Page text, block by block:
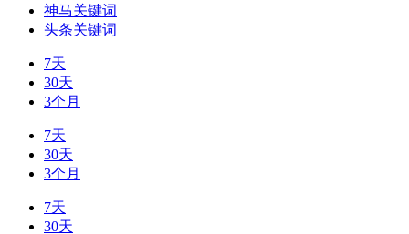
神马关键词
头条关键词
7天
30天
3个月
7天
30天
3个月
7天
30天